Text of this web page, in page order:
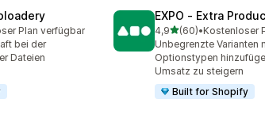
Plan verfügbar
bei der
Dateien
EXPO ‑ Extra
4,9von 5 Sternen
(60)
60 Rezensionen
•Kostenloser
Unbegrenzte Varianten
Optionstypen
Umsatz zu steigern
Built for Shopify